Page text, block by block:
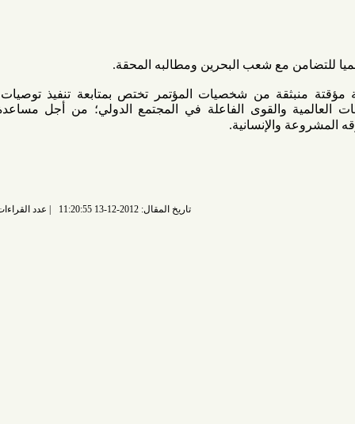
من شخصيات المؤتمر تختص بمتابعة تنفيذ توصيات المؤتمر،
والقوى الفاعلة في المجتمع الدولي؛ من أجل مساعدة الشعب
والإنسانية.
عدد القراءات: 7226 قراءة |